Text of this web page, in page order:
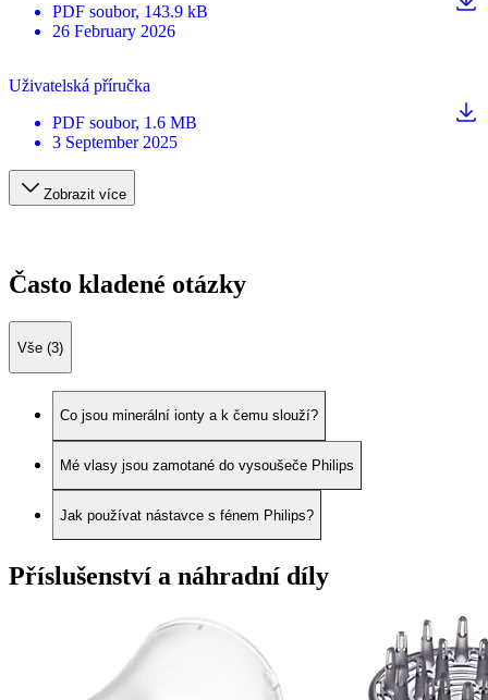
PDF soubor, 143.9 kB
26 February 2026
Uživatelská příručka
PDF soubor, 1.6 MB
3 September 2025
Zobrazit více
Často kladené otázky
Vše (3)
Co jsou minerální ionty a k čemu slouží?
Mé vlasy jsou zamotané do vysoušeče Philips
Jak používat nástavce s fénem Philips?
Příslušenství a náhradní díly